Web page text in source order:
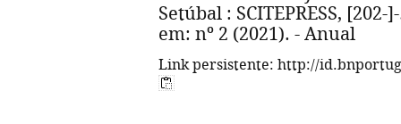
Setúbal : SCITEPRESS,
em: nº 2 (2021). - Anual
Link persistente: http://